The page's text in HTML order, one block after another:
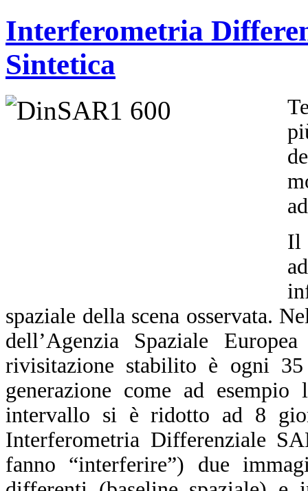
Interferometria
Sintetica
Il
spaziale della scena osservata.
dell’Agenzia Spaziale
rivisitazione stabilito è ogni
generazione come ad
intervallo si è ridotto ad 8
Interferometria Differenziale
fanno “interferire”) due